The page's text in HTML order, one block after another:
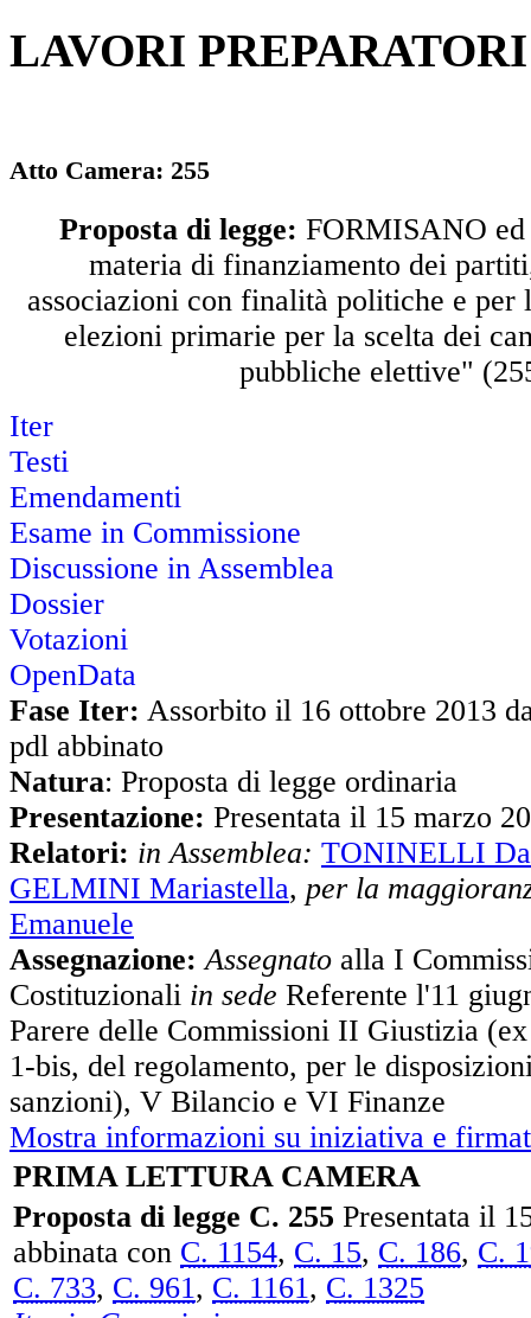
LAVORI
Atto Camera: 255
Proposta di legge: FORMISANO
materia di finanziamento dei
associazioni con finalità politiche e per
elezioni primarie per la scelta dei
pubbliche elettive"
Iter
Testi
Emendamenti
Esame in Commissione
Discussione in Assemblea
Dossier
Votazioni
OpenData
Fase Iter: Assorbito il 16 ottobre 2013
pdl abbinato
Natura: Proposta di legge ordinaria
Presentazione: Presentata il 15 marzo
Relatori: in Assemblea: TONINELLI
GELMINI Mariastella, per la
Emanuele
Assegnazione: Assegnato alla I
Costituzionali in sede Referente l'11
Parere delle Commissioni II Giustizia
1-bis, del regolamento, per le
sanzioni), V Bilancio e VI Finanze
Mostra informazioni su iniziativa e
PRIMA LETTURA CAMERA
Proposta di legge C. 255 Presentata il
abbinata con C. 1154, C. 15, C. 186, C.
C. 733, C. 961, C. 1161, C. 1325